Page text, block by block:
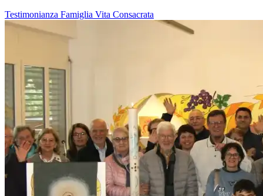
Testimonianza Famiglia Vita Consacrata